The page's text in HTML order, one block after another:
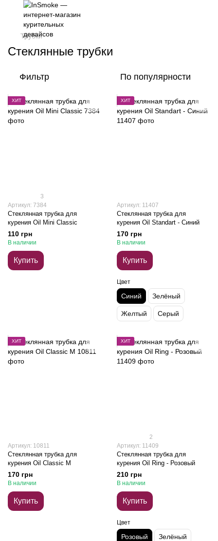
Трубки
Стеклянные трубки
Фильтр По популярности
ХИТ
3
Артикул: 7384
Стеклянная трубка для
курения Oil Mini Classic
110 грн
В наличии
Купить
ХИТ
Артикул: 11407
Стеклянная трубка для
курения Oil Standart - Синий
170 грн
В наличии
Купить
Цвет
Синий Зелёный
Желтый Серый
ХИТ
Артикул: 10811
Стеклянная трубка для
курения Oil Classic M
170 грн
В наличии
Купить
ХИТ
2
Артикул: 11409
Стеклянная трубка для
курения Oil Ring - Розовый
210 грн
В наличии
Купить
Цвет
Розовый Зелёный